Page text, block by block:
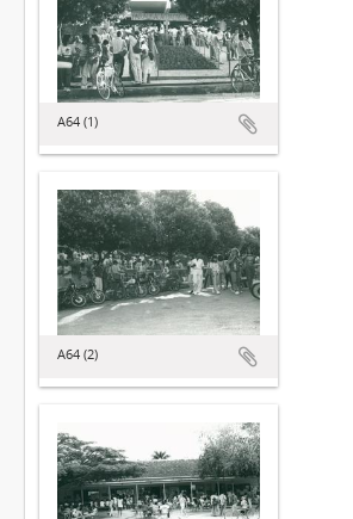
A64 (1)
A64 (2)